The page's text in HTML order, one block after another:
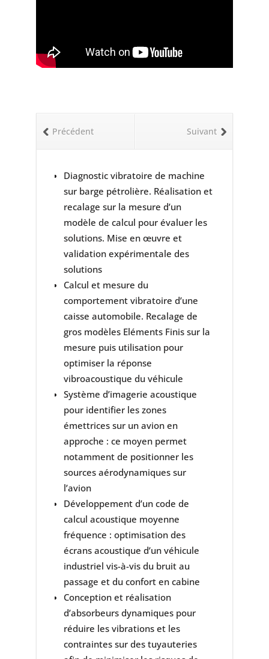
Suivant
Précédent
Diagnostic vibratoire de machine
sur barge pétrolière. Réalisation et
recalage sur la mesure d’un
modèle de calcul pour évaluer les
solutions. Mise en œuvre et
validation expérimentale des
solutions
Calcul et mesure du
comportement vibratoire d’une
caisse automobile. Recalage de
gros modèles Eléments Finis sur la
mesure puis utilisation pour
optimiser la réponse
vibroacoustique du véhicule
Système d’imagerie acoustique
pour identifier les zones
émettrices sur un avion en
approche : ce moyen permet
notamment de positionner les
sources aérodynamiques sur
l’avion
Développement d’un code de
calcul acoustique moyenne
fréquence : optimisation des
écrans acoustique d’un véhicule
industriel vis-à-vis du bruit au
passage et du confort en cabine
Conception et réalisation
d’absorbeurs dynamiques pour
réduire les vibrations et les
contraintes sur des tuyauteries